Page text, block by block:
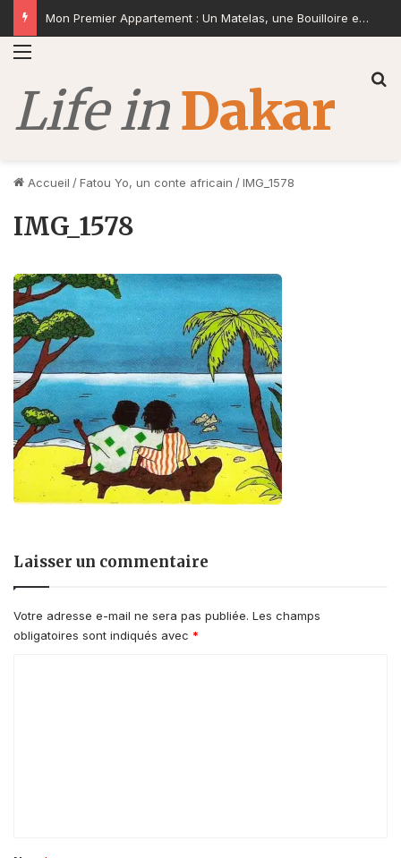
Mon Premier Appartement : Un Matelas, une Bouilloire et la Volonté de Construire
Menu
Accueil /Fatou Yo, un conte africain /IMG_1578
IMG_1578
Laisser un commentaire
Votre adresse e-mail ne sera pas publiée. Les champs
obligatoires sont indiqués avec *